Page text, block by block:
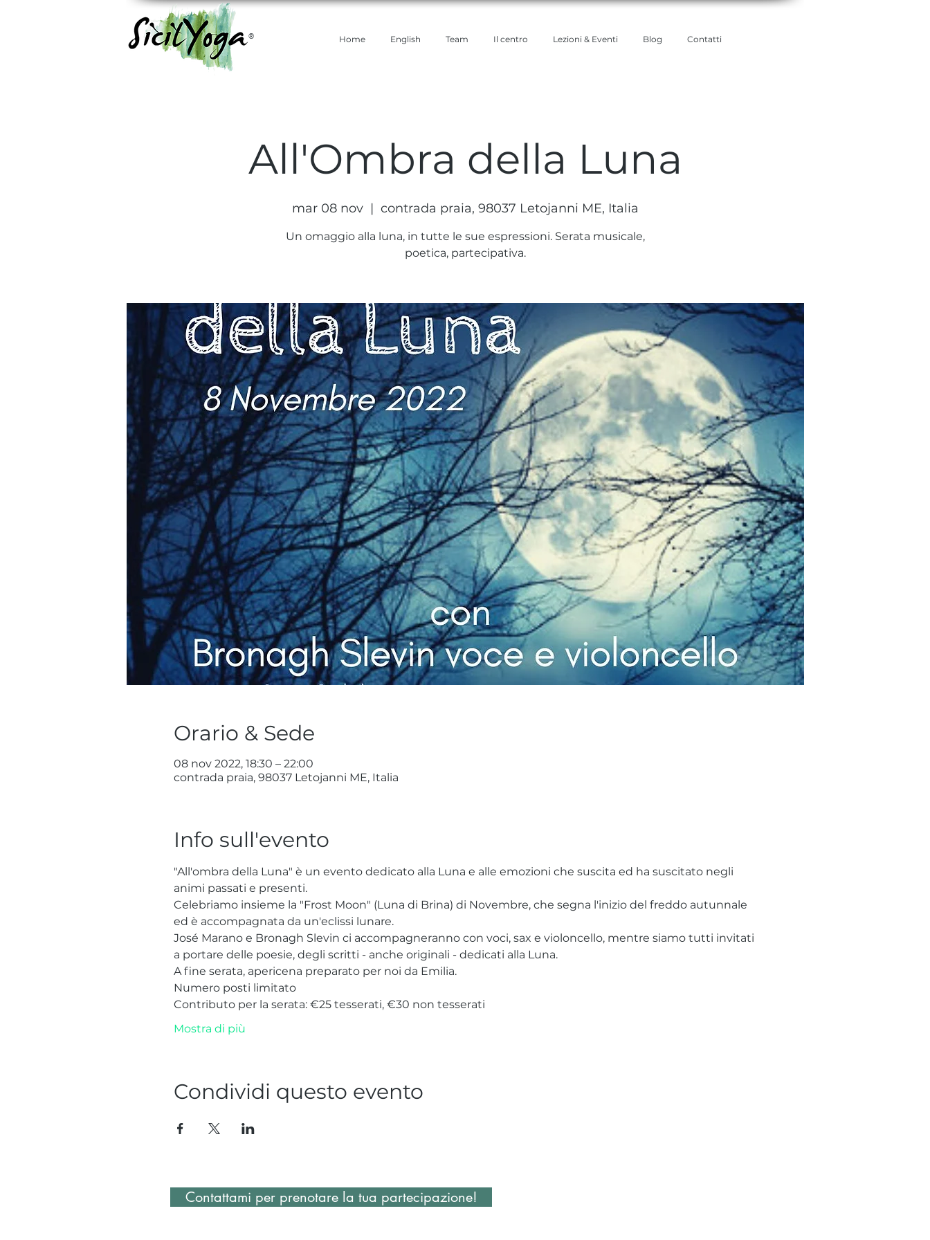
® Home English Team Il centro Lezioni & Eventi Blog Contatti
All'Ombra della Luna
mar 08 nov
  |
contrada praia, 98037 Letojanni ME, Italia
Un omaggio alla luna, in tutte le sue espressioni. Serata musicale,
poetica, partecipativa.
Orario & Sede
08 nov 2022, 18:30 – 22:00
contrada praia, 98037 Letojanni ME, Italia
Info sull'evento
"All'ombra della Luna" è un evento dedicato alla Luna e alle emozioni che suscita ed ha suscitato negli
animi passati e presenti.
Celebriamo insieme la "Frost Moon" (Luna di Brina) di Novembre, che segna l'inizio del freddo autunnale
ed è accompagnata da un'eclissi lunare.
José Marano e Bronagh Slevin ci accompagneranno con voci, sax e violoncello, mentre siamo tutti invitati
a portare delle poesie, degli scritti - anche originali - dedicati alla Luna.
A fine serata, apericena preparato per noi da Emilia.
Numero posti limitato
Contributo per la serata: €25 tesserati, €30 non tesserati
Mostra di più
Condividi questo evento
Contattami per prenotare la tua partecipazione!